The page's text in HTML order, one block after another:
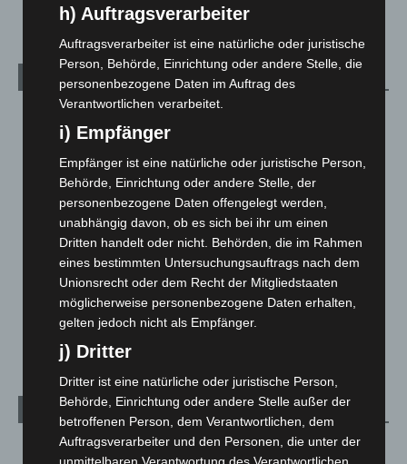
5. August 2026
Corona-News
Hannover und Region
5.039
Langenhagen und Ortsteile
Leserbriefe
Menschen
Über uns
Veranstaltungen
1.889
Archiv
August 2026(15)
h) Auftragsverarbeiter
Auftragsverarbeiter ist eine natürliche oder juristische
Person, Behörde, Einrichtung oder andere Stelle, die
personenbezogene Daten im Auftrag des
Verantwortlichen verarbeitet.
i) Empfänger
Empfänger ist eine natürliche oder juristische Person,
Behörde, Einrichtung oder andere Stelle, der
personenbezogene Daten offengelegt werden,
unabhängig davon, ob es sich bei ihr um einen
Dritten handelt oder nicht. Behörden, die im Rahmen
eines bestimmten Untersuchungsauftrags nach dem
Unionsrecht oder dem Recht der Mitgliedstaaten
möglicherweise personenbezogene Daten erhalten,
gelten jedoch nicht als Empfänger.
j) Dritter
Dritter ist eine natürliche oder juristische Person,
Behörde, Einrichtung oder andere Stelle außer der
betroffenen Person, dem Verantwortlichen, dem
Auftragsverarbeiter und den Personen, die unter der